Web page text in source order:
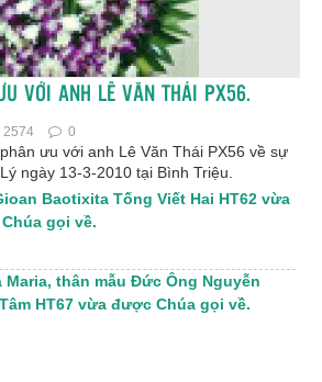
VỚI ANH LÊ VĂN THÁI PX56.
2574 0
ưu với anh Lê Văn Thái PX56 về sự
ngày 13-3-2010 tại Bình Triệu.
Baotixita Tống Viết Hai HT62 vừa
gọi về.
Maria, thân mẫu Đức Ông Nguyễn
HT67 vừa được Chúa gọi về.